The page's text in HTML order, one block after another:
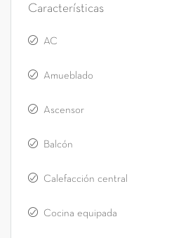
Características
AC
Amueblado
Ascensor
Balcón
Calefacción central
Cocina equipada